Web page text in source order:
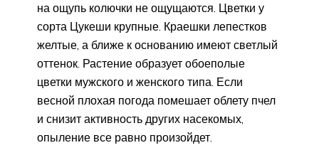
на ощупь колючки не ощущаются. Цветки у
сорта Цукеши крупные. Краешки лепестков
желтые, а ближе к основанию имеют светлый
оттенок. Растение образует обоеполые
цветки мужского и женского типа. Если
весной плохая погода помешает облету пчел
и снизит активность других насекомых,
опыление все равно произойдет.